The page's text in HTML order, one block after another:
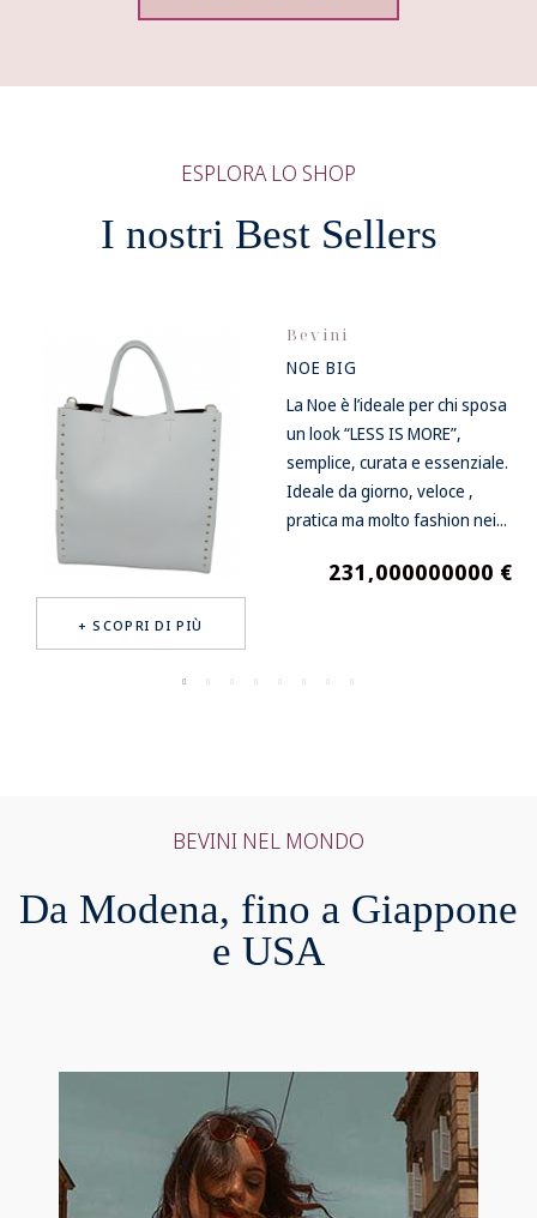
ESPLORA LO SHOP
I nostri Best Sellers
+ SCOPRI DI PIÙ
Bevini
NOE BIG
La Noe è l’ideale per chi sposa
un look “LESS IS MORE”,
semplice, curata e essenziale.
Ideale da giorno, veloce ,
pratica ma molto fashion nei...
Prezzo
231,000000000 €
BEVINI NEL MONDO
Da Modena, fino a Giappone
e USA